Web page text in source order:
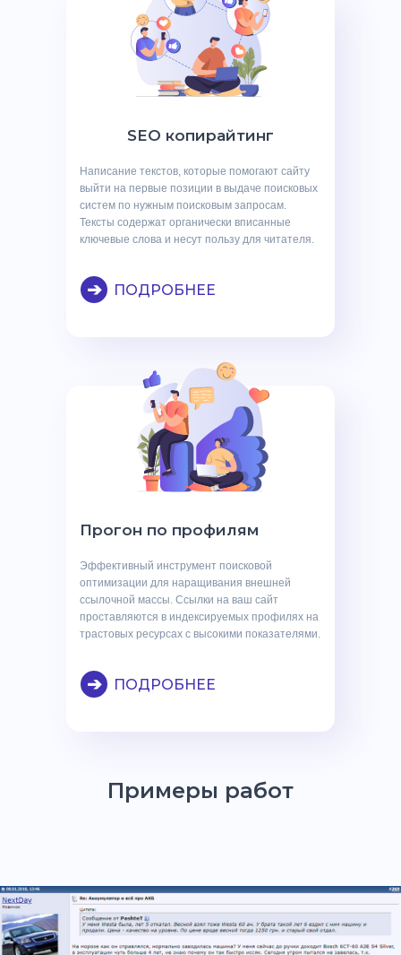
➔ ПОДРОБНЕЕ
➔ ПОДРОБНЕЕ
SEO копирайтинг
Написание текстов, которые помогают сайту
выйти на первые позиции в выдаче поисковых
систем по нужным поисковым запросам.
Тексты содержат органически вписанные
ключевые слова и несут пользу для читателя.
Прогон по профилям
Эффективный инструмент поисковой
оптимизации для наращивания внешней
ссылочной массы. Ссылки на ваш сайт
проставляются в индексируемых профилях на
трастовых ресурсах с высокими показателями.
Примеры работ